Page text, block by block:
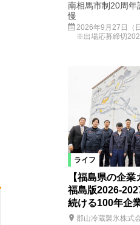
南相馬市制20周年
慢
2026年9月27日（日
※出場応募締切
ライフ
【福島県の企
福島版2026-
続ける100年企
郡山冷蔵製氷株式